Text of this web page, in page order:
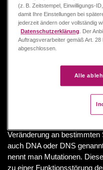
betroffen. LHON kann zu
Sehvermögens führen.
LHON und deren
Ursachen
Veränderung an bestimmten
auch DNA oder DNS
nennt man Mutationen.
zu einer Funktionsstörung
(z. B. Zeitstempel, Einwilligungs-
damit Ihre Einstellungen bei
jederzeit ändern oder vollständig
Datenschutzerklärung . Der
Auftragsverarbeiter gemäß Art.
abgeschlossen.
Alle